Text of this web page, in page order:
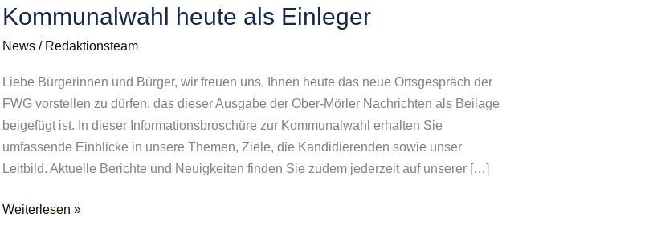
Kommunalwahl heute als Einleger
News/ Redaktionsteam
Liebe Bürgerinnen und Bürger, wir freuen uns, Ihnen heute das neue Ortsgespräch der
FWG vorstellen zu dürfen, das dieser Ausgabe der Ober-Mörler Nachrichten als Beilage
beigefügt ist. In dieser Informationsbroschüre zur Kommunalwahl erhalten Sie
umfassende Einblicke in unsere Themen, Ziele, die Kandidierenden sowie unser
Leitbild. Aktuelle Berichte und Neuigkeiten finden Sie zudem jederzeit auf unserer […]
Das
Weiterlesen »